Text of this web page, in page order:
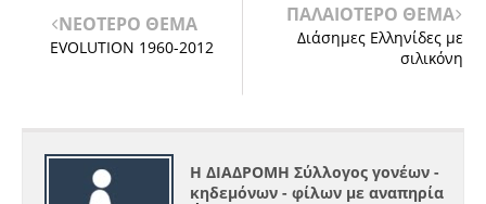
ΝΕΟΤΕΡΟ ΘΕΜΑ
EVOLUTION 1960-2012
ΠΑΛΑΙΟΤΕΡΟ ΘΕΜΑ
Διάσημες Ελληνίδες με
σιλικόνη
Η ΔΙΑΔΡΟΜΗ Σύλλογος γονέων -
κηδεμόνων - φίλων με αναπηρία